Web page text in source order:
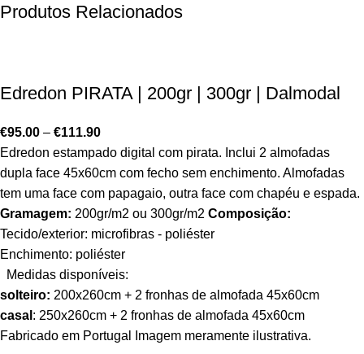
Produtos Relacionados
Edredon PIRATA | 200gr | 300gr | Dalmodal
€95.00 – €111.90
Edredon estampado digital com pirata. Inclui 2 almofadas
dupla face 45x60cm com fecho sem enchimento. Almofadas
tem uma face com papagaio, outra face com chapéu e espada.
Gramagem: 200gr/m2 ou 300gr/m2 Composição:
Tecido/exterior: microfibras - poliéster
Enchimento: poliéster
Medidas disponíveis:
solteiro: 200x260cm + 2 fronhas de almofada 45x60cm
casal : 250x260cm + 2 fronhas de almofada 45x60cm
Fabricado em Portugal Imagem meramente ilustrativa.